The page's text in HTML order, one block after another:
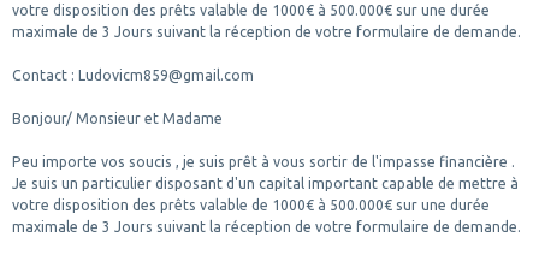
votre disposition des prêts valable de 1000€ à 500.000€ sur une durée
maximale de 3 Jours suivant la réception de votre formulaire de demande.
Contact : Ludovicm859@gmail.com
Bonjour/ Monsieur et Madame
Peu importe vos soucis , je suis prêt à vous sortir de l'impasse financière .
Je suis un particulier disposant d'un capital important capable de mettre à
votre disposition des prêts valable de 1000€ à 500.000€ sur une durée
maximale de 3 Jours suivant la réception de votre formulaire de demande.